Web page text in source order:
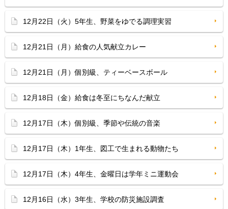
12月22日（火）5年生、野菜をゆでる調理実習
12月21日（月）給食の人気献立カレー
12月21日（月）個別級、ティーベースボール
12月18日（金）給食は冬至にちなんだ献立
12月17日（木）個別級、季節や伝統の音楽
12月17日（木）1年生、図工で生まれる動物たち
12月17日（木）4年生、金曜日は学年ミニ運動会
12月16日（水）3年生、学校の防災施設調査